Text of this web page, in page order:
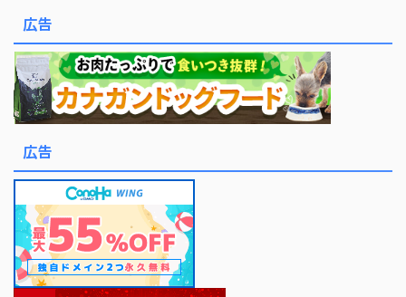
広告
広告